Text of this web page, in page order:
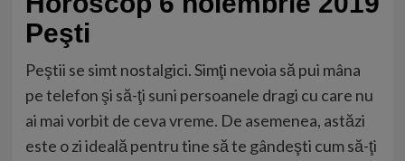
Peşti
Peştii se simt nostalgici. Simţi nevoia să pui mâna
pe telefon şi să-ţi suni persoanele dragi cu care nu
ai mai vorbit de ceva vreme. De asemenea, astăzi
este o zi ideală pentru tine să te gândeşti cum să-ţi